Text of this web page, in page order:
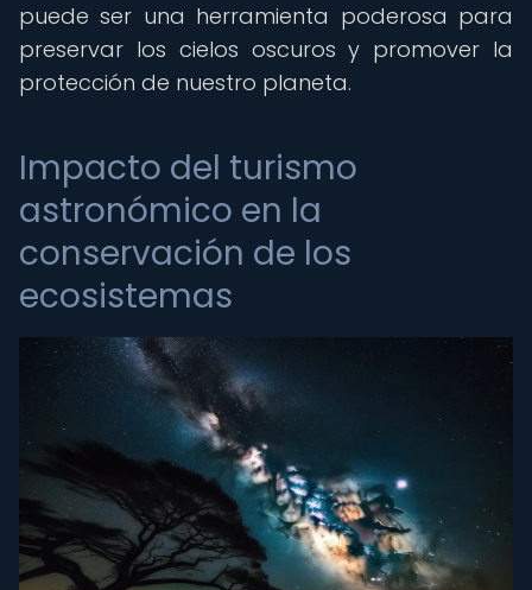
puede ser una herramienta poderosa para
preservar los cielos oscuros y promover la
protección de nuestro planeta.
Impacto del turismo
astronómico en la
conservación de los
ecosistemas